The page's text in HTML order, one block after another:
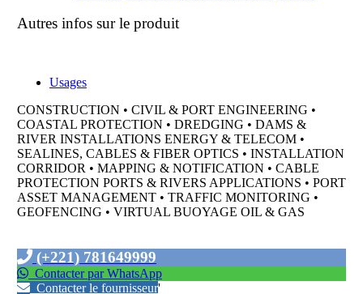
Autres infos sur le produit
Usages
CONSTRUCTION • CIVIL & PORT ENGINEERING •
COASTAL PROTECTION • DREDGING • DAMS &
RIVER INSTALLATIONS ENERGY & TELECOM •
SEALINES, CABLES & FIBER OPTICS • INSTALLATION
CORRIDOR • MAPPING & NOTIFICATION • CABLE
PROTECTION PORTS & RIVERS APPLICATIONS • PORT
ASSET MANAGEMENT • TRAFFIC MONITORING •
GEOFENCING • VIRTUAL BUOYAGE OIL & GAS
(+221) 781649999
Contacter par WhatsApp
Contacter le fournisseur'